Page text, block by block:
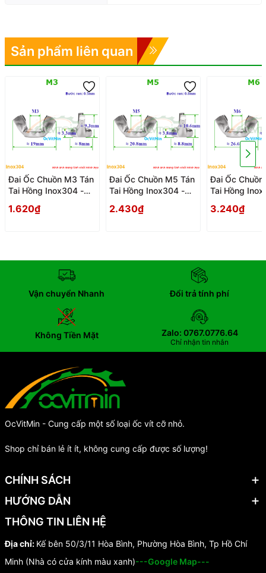
Sản phẩm liên quan
Đai Ốc Chuồn M3 Tán
Tai Hồng Inox304 -
Tai Hong
1.620₫
Đai Ốc Chuồn M5 Tán
Tai Hồng Inox304 -
Tai Hong
2.430₫
Đai Ốc Chuồn
Tai Hồng
Tai Hong
3.240₫
Vận chuyển Nhanh Đổi trả tính phí
Không Tiền Mặt Zalo: 0767.0776.64
Chỉ nhận tin nhắn
OcVitMin - Cung cấp một số loại ốc vít cỡ nhỏ.
Shop chỉ bán lẻ ít ít, không cung cấp được số lượng!
CHÍNH SÁCH
HƯỚNG DẪN
THÔNG TIN LIÊN HỆ
Địa chỉ: Kế bên 50/3/11 Hòa Bình, Phường Hòa Bình, Tp Hồ Chí
Minh (Nhà có cửa kính màu xanh)---Google Map---